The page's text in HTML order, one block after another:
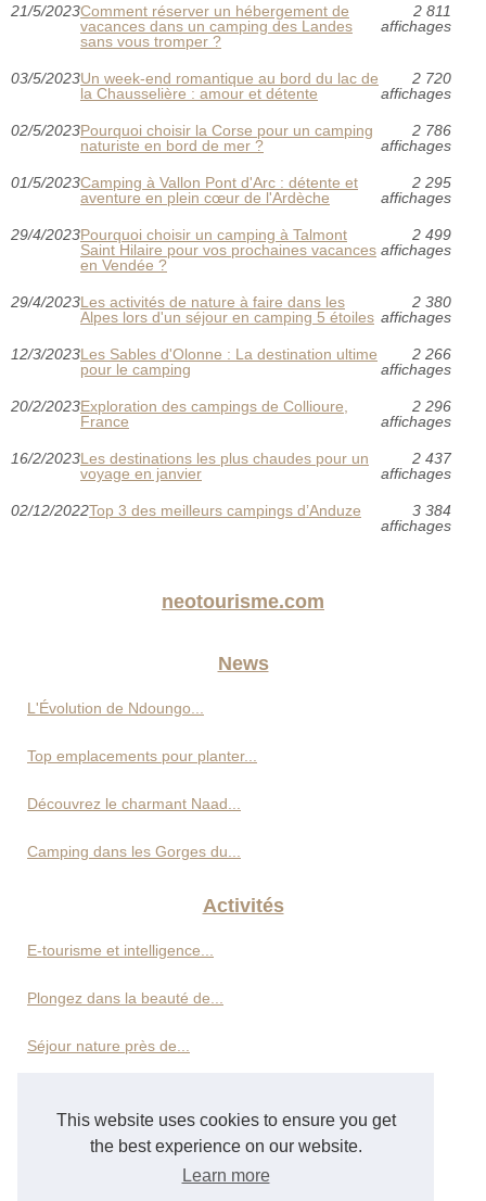
This website uses cookies to ensure you get
the best experience on our website.
Learn more
21/5/2023Comment réserver un hébergement de
vacances dans un camping des Landes
sans vous tromper ?
2 811
affichages
03/5/2023Un week-end romantique au bord du lac de
la Chausselière : amour et détente
2 720
affichages
02/5/2023Pourquoi choisir la Corse pour un camping
naturiste en bord de mer ?
2 786
affichages
01/5/2023Camping à Vallon Pont d'Arc : détente et
aventure en plein cœur de l'Ardèche
2 295
affichages
29/4/2023Pourquoi choisir un camping à Talmont
Saint Hilaire pour vos prochaines vacances
en Vendée ?
2 499
affichages
29/4/2023Les activités de nature à faire dans les
Alpes lors d'un séjour en camping 5 étoiles
2 380
affichages
12/3/2023Les Sables d'Olonne : La destination ultime
pour le camping
2 266
affichages
20/2/2023Exploration des campings de Collioure,
France
2 296
affichages
16/2/2023Les destinations les plus chaudes pour un
voyage en janvier
2 437
affichages
02/12/2022Top 3 des meilleurs campings d’Anduze
3 384
affichages
neotourisme.com
News
L'Évolution de Ndoungo...
Top emplacements pour planter...
Découvrez le charmant Naad...
Camping dans les Gorges du...
Activités
E-tourisme et intelligence...
Plongez dans la beauté de...
Séjour nature près de...
Hôtels